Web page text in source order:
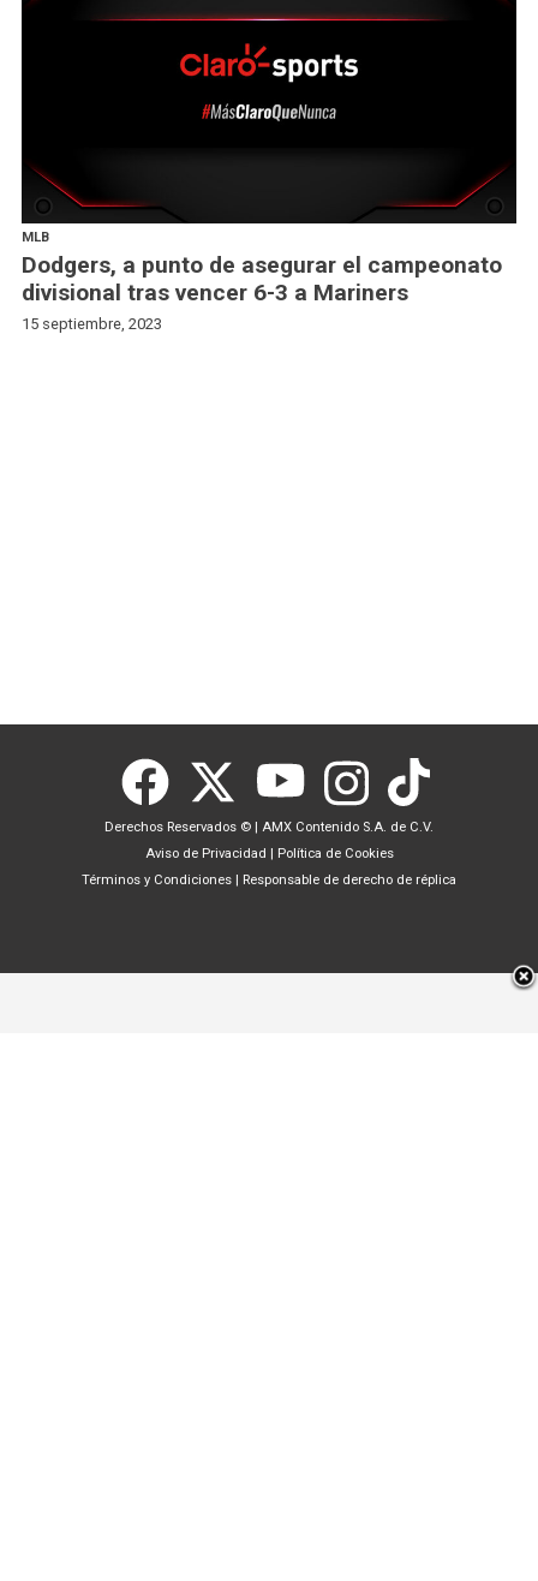
MLB
Dodgers, a punto de asegurar el campeonato
divisional tras vencer 6-3 a Mariners
15 septiembre, 2023
Derechos Reservados © | AMX Contenido S.A. de C.V.
Aviso de Privacidad | Política de Cookies
Términos y Condiciones | Responsable de derecho de réplica